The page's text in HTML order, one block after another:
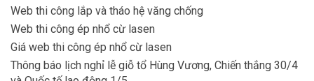
Web thi công lắp và tháo hệ văng chống
Web thi công ép nhổ cừ lasen
Giá web thi công ép nhổ cừ lasen
Thông báo lịch nghỉ lễ giỗ tổ Hùng Vương, Chiến thắng 30/4